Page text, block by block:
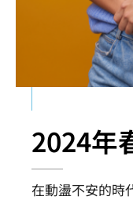
2024年
在動盪不安的時